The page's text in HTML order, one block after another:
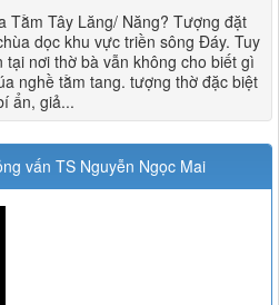
Tằm Tây Lăng/ Năng? Tượng đặt
dọc khu vực triền sông Đáy. Tuy
nơi thờ bà vẫn không cho biết gì
nghề tằm tang. tượng thờ đặc biệt
ẩn, giả...
vấn TS Nguyễn Ngọc Mai